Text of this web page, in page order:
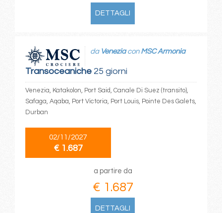
DETTAGLI
Transoceaniche25 giorni
da Veneziacon MSC Armonia
Venezia, Katakolon, Port Said, Canale Di Suez (transito),
Safaga, Aqaba, Port Victoria, Port Louis, Pointe Des Galets,
Durban
02/11/2027
€ 1.687
a partire da
€ 1.687
DETTAGLI